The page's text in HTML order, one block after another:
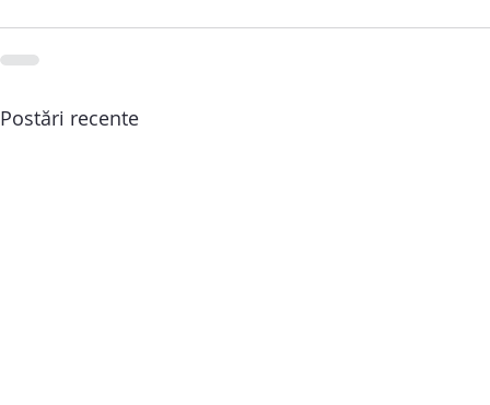
Postări recente